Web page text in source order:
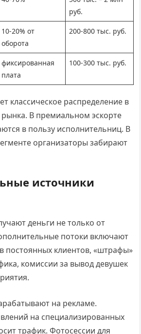
руб.
10-20% от
оборота
200-800 тыс. руб.
фиксированная
плата
100-300 тыс. руб.
классическое распределение в
В премиальном эскорте
в пользу исполнительниц. В
организаторы забирают
источники
деньги не только от
потоки включают
постоянных клиентов, «штрафы»
комиссии за вывод девушек
на рекламе.
на специализированных
трафик. Фотосессии для